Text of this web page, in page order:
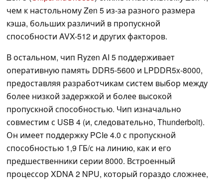
чем к настольному Zen 5 из-за разного размера
кэша, больших различий в пропускной
способности AVX-512 и других факторов.
В остальном, чип Ryzen AI 5 поддерживает
оперативную память DDR5-5600 и LPDDR5x-8000,
предоставляя разработчикам систем выбор между
более низкой задержкой и более высокой
пропускной способностью. Чип изначально
совместим с USB 4 (и, следовательно, Thunderbolt).
Он имеет поддержку PCIe 4.0 с пропускной
способностью 1,9 ГБ/с на линию, как и его
предшественники серии 8000. Встроенный
процессор XDNA 2 NPU, который гораздо сложнее,